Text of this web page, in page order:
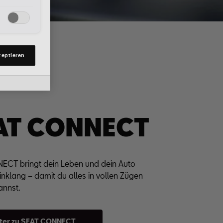
CONNECT
bringt dein Leben und dein Auto
– damit du alles in vollen Zügen
zu SEAT CONNECT
Sie
Link auf